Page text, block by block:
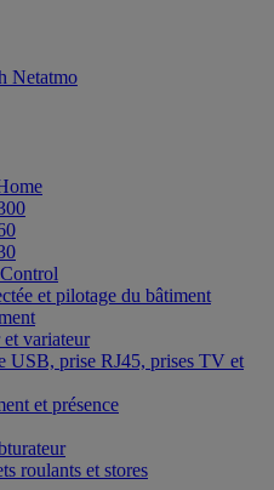
Netatmo
et pilotage du bâtiment
variateur
USB, prise RJ45, prises TV et
et présence
roulants et stores